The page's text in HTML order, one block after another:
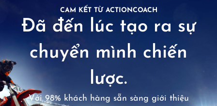
CAM KẾT TỪ ACTIONCOACH
Đã đến lúc tạo ra sự
chuyển mình chiến
lược.
Với 98% khách hàng sẵn sàng giới thiệu